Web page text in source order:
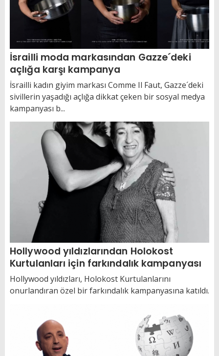
İsrailli moda markasından Gazze´deki
açlığa karşı kampanya
İsrailli kadın giyim markası Comme Il Faut, Gazze´deki
sivillerin yaşadığı açlığa dikkat çeken bir sosyal medya
kampanyası b...
Hollywood yıldızlarından Holokost
Kurtulanları için farkındalık kampanyası
Hollywood yıldızları, Holokost Kurtulanlarını
onurlandıran özel bir farkındalık kampanyasına katıldı.